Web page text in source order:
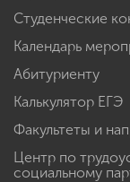
Студенческие
Календарь
Абитуриенту
Калькулятор ЕГЭ
Факультеты и
Центр по
социальному